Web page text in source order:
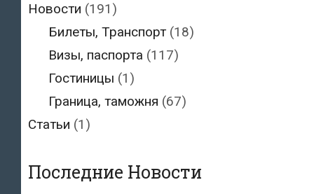
Новости (191)
Билеты, Транспорт(18)
Визы, паспорта (117)
Гостиницы (1)
Граница, таможня (67)
Статьи (1)
Последние Новости